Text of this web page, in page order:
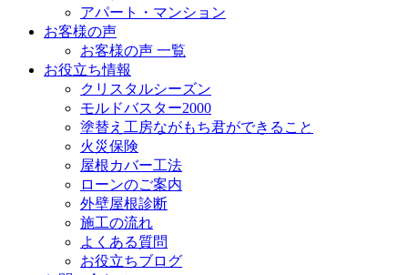
アパート・マンション
お客様の声
お客様の声 一覧
お役立ち情報
クリスタルシーズン
モルドバスター2000
塗替え工房ながもち君ができること
火災保険
屋根カバー工法
ローンのご案内
外壁屋根診断
施工の流れ
よくある質問
お役立ちブログ